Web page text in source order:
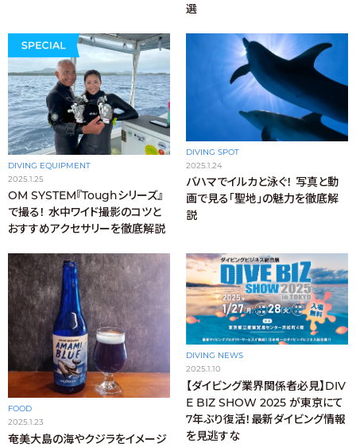
選
DIVING EQUIPMENT
2025.1.25
OM SYSTEM『Toughシリーズ』
で撮る！ 水中ワイド撮影のコツと
おすすめアクセサリーを徹底解説
DIVING SPOT
2025.1.24
バハマでイルカと泳ぐ！ 写真と動
画で見る「聖地」の魅力を徹底解
説
FOOD
2025.1.23
奄美大島の海やクジラをイメージ
DIVING NEWS
2025.1.10
【ダイビング業界関係者必見】DIV
E BIZ SHOW 2025 が東京にて
7年ぶり復活！最新ダイビング情報
を見逃すな